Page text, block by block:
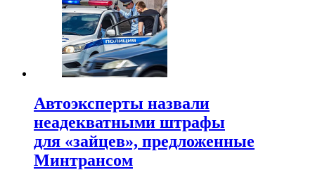
Автоэксперты назвали
неадекватными штрафы
для «зайцев», предложенные
Минтрансом